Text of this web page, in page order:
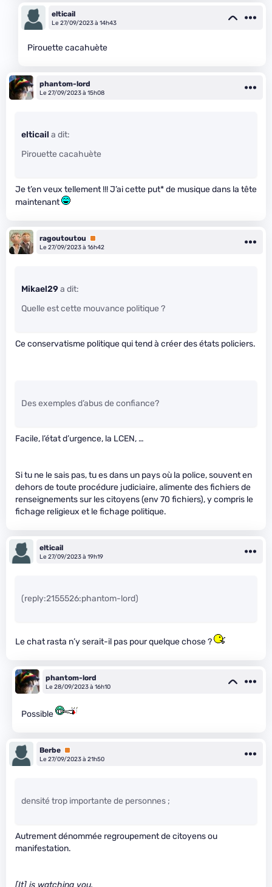
elticail
Le 27/09/2023 à 14h43
Pirouette cacahuète
phantom-lord
Le 27/09/2023 à 15h08
elticail a dit:
Pirouette cacahuète
Je t’en veux tellement !!! J’ai cette put* de musique dans la tête
maintenant
ragoutoutou
Premium
Le 27/09/2023 à 16h42
Mikael29a dit:
Quelle est cette mouvance politique ?
Ce conservatisme politique qui tend à créer des états policiers.
Des exemples d’abus de confiance?
Facile, l’état d’urgence, la LCEN, …
Si tu ne le sais pas, tu es dans un pays où la police, souvent en
dehors de toute procédure judiciaire, alimente des fichiers de
renseignements sur les citoyens (env 70 fichiers), y compris le
fichage religieux et le fichage politique.
elticail
Le 27/09/2023 à 19h19
(reply:2155526:phantom-lord)
Le chat rasta n’y serait-il pas pour quelque chose ?
phantom-lord
Le 28/09/2023 à 16h10
Possible
Berbe Premium
Le 27/09/2023 à 21h50
densité trop importante de personnes ;
Autrement dénommée regroupement de citoyens ou
manifestation.